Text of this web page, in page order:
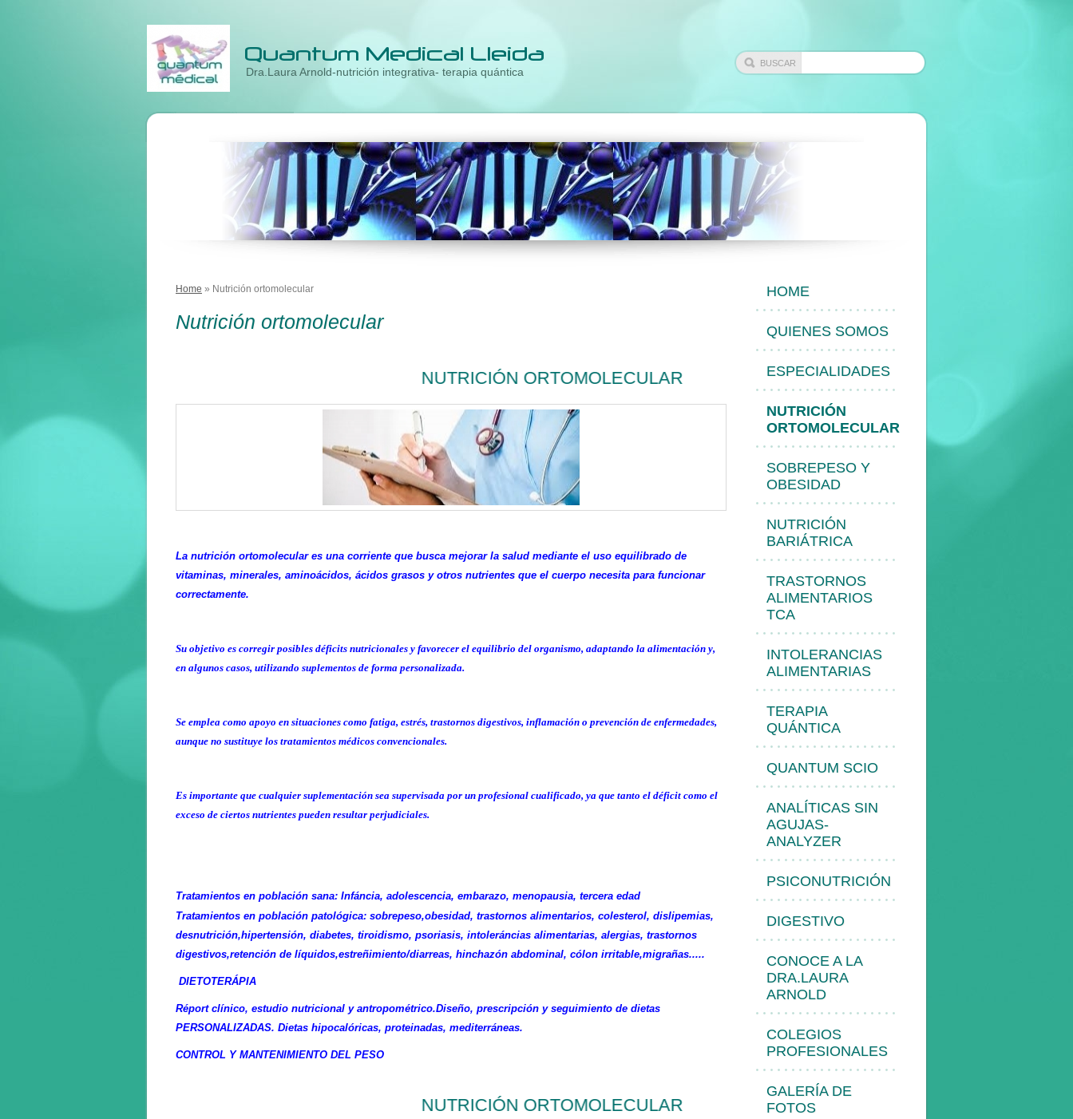
Dra.Laura Arnold-nutrición integrativa- terapia quántica
Home » Nutrición ortomolecular
Nutrición ortomolecular
NUTRICIÓN ORTOMOLECULAR
La nutrición ortomolecular es una corriente que busca mejorar la salud mediante el uso equilibrado de
vitaminas, minerales, aminoácidos, ácidos grasos y otros nutrientes que el cuerpo necesita para funcionar
correctamente.
Su objetivo es corregir posibles déficits nutricionales y favorecer el equilibrio del organismo, adaptando la alimentación y,
en algunos casos, utilizando suplementos de forma personalizada.
Se emplea como apoyo en situaciones como fatiga, estrés, trastornos digestivos, inflamación o prevención de enfermedades,
aunque no sustituye los tratamientos médicos convencionales.
Es importante que cualquier suplementación sea supervisada por un profesional cualificado, ya que tanto el déficit como el
exceso de ciertos nutrientes pueden resultar perjudiciales.
Tratamientos en población sana: Infáncia, adolescencia, embarazo, menopausia, tercera edad
Tratamientos en población patológica: sobrepeso,obesidad, trastornos alimentarios, colesterol, dislipemias,
desnutrición,hipertensión, diabetes, tiroidismo, psoriasis, intoleráncias alimentarias, alergias, trastornos
digestivos,retención de líquidos,estreñimiento/diarreas, hinchazón abdominal, cólon irritable,migrañas.....
DIETOTERÁPIA
Réport clínico, estudio nutricional y antropométrico.Diseño, prescripción y seguimiento de dietas
PERSONALIZADAS. Dietas hipocalóricas, proteinadas, mediterráneas.
CONTROL Y MANTENIMIENTO DEL PESO
NUTRICIÓN ORTOMOLECULAR
HOME
QUIENES SOMOS
ESPECIALIDADES
NUTRICIÓN
ORTOMOLECULAR
SOBREPESO Y
OBESIDAD
NUTRICIÓN
BARIÁTRICA
TRASTORNOS
ALIMENTARIOS
TCA
INTOLERANCIAS
ALIMENTARIAS
TERAPIA
QUÁNTICA
QUANTUM SCIO
ANALÍTICAS SIN
AGUJAS-
ANALYZER
PSICONUTRICIÓN
DIGESTIVO
CONOCE A LA
DRA.LAURA
ARNOLD
COLEGIOS
PROFESIONALES
GALERÍA DE
FOTOS